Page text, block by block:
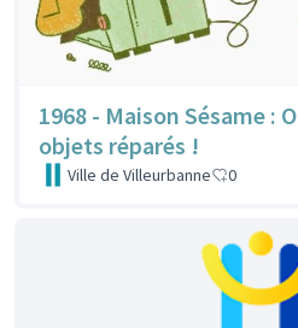
1968 - Maison Sésame :
objets réparés !
Ville de Villeurbanne 0